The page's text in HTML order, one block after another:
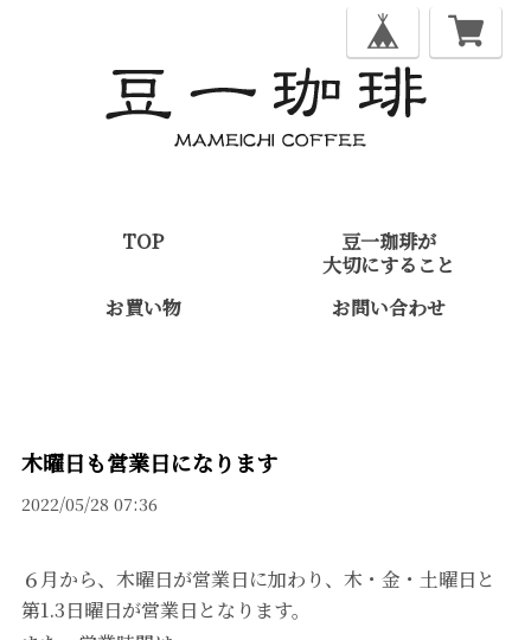
TOP
豆一珈琲が
大切にすること
お買い物
お問い合わせ
木曜日も営業日になります
2022/05/28 07:36
６月から、木曜日が営業日に加わり、木・金・土曜日と
第1.3日曜日が営業日となります。